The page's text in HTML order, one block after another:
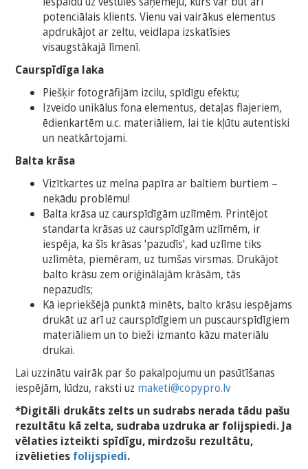
potenciālais klients. Vienu vai vairākus elementus
apdrukājot ar zeltu, veidlapa izskatīsies
visaugstākajā līmenī.
Caurspīdīga laka
Piešķir fotogrāfijām izcilu, spīdīgu efektu;
Izveido unikālus fona elementus, detaļas flajeriem,
ēdienkartēm u.c. materiāliem, lai tie kļūtu autentiski
un neatkārtojami.
Balta krāsa
Vizītkartes uz melna papīra ar baltiem burtiem –
nekādu problēmu!
Balta krāsa uz caurspīdīgām uzlīmēm. Printējot
standarta krāsas uz caurspīdīgām uzlīmēm, ir
iespēja, ka šīs krāsas 'pazudīs', kad uzlīme tiks
uzlīmēta, piemēram, uz tumšas virsmas. Drukājot
balto krāsu zem oriģinālajām krāsām, tās
nepazudīs;
Kā iepriekšējā punktā minēts, balto krāsu iespējams
drukāt uz arī uz caurspīdīgiem un puscaurspīdīgiem
materiāliem un to bieži izmanto kāzu materiālu
drukai.
Lai uzzinātu vairāk par šo pakalpojumu un pasūtīšanas
iespējām, lūdzu, raksti uz maketi@copypro.lv
*Digitāli drukāts zelts un sudrabs nerada tādu pašu
rezultātu kā zelta, sudraba uzdruka ar folijspiedi. Ja
vēlaties izteikti spīdīgu, mirdzošu rezultātu,
izvēlieties folijspiedi.